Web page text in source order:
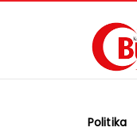
Politika